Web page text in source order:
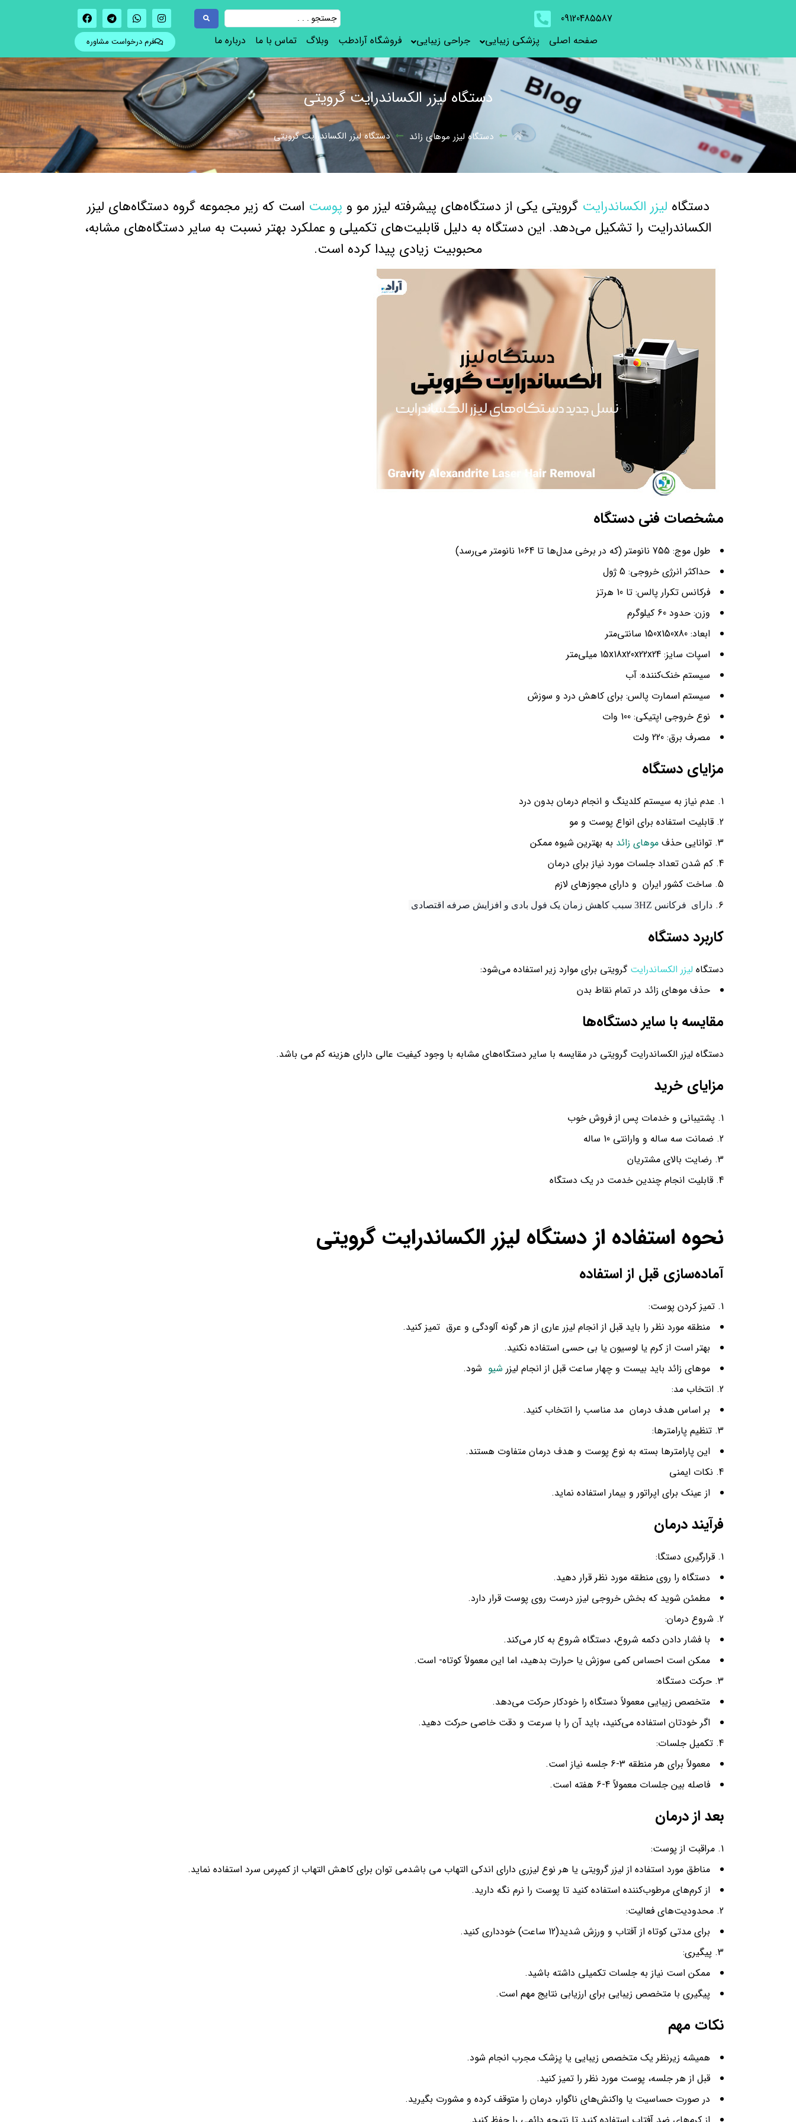
صفحه اصلی
پزشکی زیبایی جراحی زیبایی فروشگاه آرادطب وبلاگ تماس با ما درباره ما فرم درخواست مشاوره
دستگاه لیزر الکساندرایت گرویتی
دستگاه لیزر موهای زائد دستگاه لیزر الکساندرایت گرویتی
دستگاه لیزر الکساندرایت گرویتی یکی از دستگاه‌های پیشرفته لیزر مو و پوست است که زیر مجموعه گروه دستگاه‌های لیزر
الکساندرایت را تشکیل می‌دهد. این دستگاه به دلیل قابلیت‌های تکمیلی و عملکرد بهتر نسبت به سایر دستگاه‌های مشابه،
محبوبیت زیادی پیدا کرده است.
مشخصات فنی دستگاه
طول موج: 755 نانومتر (که در برخی مدل‌ها تا 1064 نانومتر می‌رسد)
حداکثر انرژی خروجی: 5 ژول
فرکانس تکرار پالس: تا 10 هرتز
وزن: حدود 60 کیلوگرم
ابعاد: 150x150x80 سانتی‌متر
اسپات سایز: 15x18x20x22x24 میلی‌متر
سیستم خنک‌کننده: آب
سیستم اسمارت پالس: برای کاهش درد و سوزش
نوع خروجی اپتیکی: 100 وات
مصرف برق: 220 ولت
مزایای دستگاه
عدم نیاز به سیستم کلدینگ و انجام درمان بدون درد
قابلیت استفاده برای انواع پوست و مو
توانایی حذف موهای زائد به بهترین شیوه ممکن
کم شدن تعداد جلسات مورد نیاز برای درمان
ساخت کشور ایران و دارای مجوزهای لازم
دارای فرکانس 3HZ سبب کاهش زمان یک فول بادی و افزایش صرفه اقتصادی
کاربرد دستگاه
دستگاه لیزر الکساندرایت گرویتی برای موارد زیر استفاده می‌شود:
حذف موهای زائد در تمام نقاط بدن
مقایسه با سایر دستگاه‌ها
دستگاه لیزر الکساندرایت گرویتی در مقایسه با سایر دستگاه‌های مشابه با وجود کیفیت عالی دارای هزینه کم می باشد.
مزایای خرید
پشتیبانی و خدمات پس از فروش خوب
ضمانت سه ساله و وارانتی 10 ساله
رضایت بالای مشتریان
قابلیت انجام چندین خدمت در یک دستگاه
نحوه استفاده از دستگاه لیزر الکساندرایت گرویتی
آماده‌سازی قبل از استفاده
تمیز کردن پوست:
منطقه مورد نظر را باید قبل از انجام لیزر عاری از هر گونه آلودگی و عرق تمیز کنید.
بهتر است از کرم یا لوسیون یا بی حسی استفاده نکنید.
موهای زائد باید بیست و چهار ساعت قبل از انجام لیزر شیو شود.
انتخاب مد:
بر اساس هدف درمان مد مناسب را انتخاب کنید.
تنظیم پارامترها:
این پارامترها بسته به نوع پوست و هدف درمان متفاوت هستند.
نکات ایمنی
از عینک برای اپراتور و بیمار استفاده نماید.
فرآیند درمان
قرارگیری دستگا:
دستگاه را روی منطقه مورد نظر قرار دهید.
مطمئن شوید که بخش خروجی لیزر درست روی پوست قرار دارد.
شروع درمان:
با فشار دادن دکمه شروع، دستگاه شروع به کار می‌کند.
ممکن است احساس کمی سوزش یا حرارت بدهید، اما این معمولاً کوتاه- است.
حرکت دستگاه:
متخصص زیبایی معمولاً دستگاه را خودکار حرکت می‌دهد.
اگر خودتان استفاده می‌کنید، باید آن را با سرعت و دقت خاصی حرکت دهید.
تکمیل جلسات:
معمولاً برای هر منطقه 3-6 جلسه نیاز است.
فاصله بین جلسات معمولاً 4-6 هفته است.
بعد از درمان
مراقبت از پوست:
مناطق مورد استفاده از لیزر گرویتی یا هر نوع لیزری دارای اندکی التهاب می باشدمی توان برای کاهش التهاب از کمپرس سرد استفاده نماید.
از کرم‌های مرطوب‌کننده استفاده کنید تا پوست را نرم نگه دارید.
محدودیت‌های فعالیت:
برای مدتی کوتاه از آفتاب و ورزش شدید(12 ساعت) خودداری کنید.
پیگیری:
ممکن است نیاز به جلسات تکمیلی داشته باشید.
پیگیری با متخصص زیبایی برای ارزیابی نتایج مهم است.
نکات مهم
همیشه زیرنظر یک متخصص زیبایی یا پزشک مجرب انجام شود.
قبل از هر جلسه، پوست مورد نظر را تمیز کنید.
در صورت حساسیت یا واکنش‌های ناگوار، درمان را متوقف کرده و مشورت بگیرید.